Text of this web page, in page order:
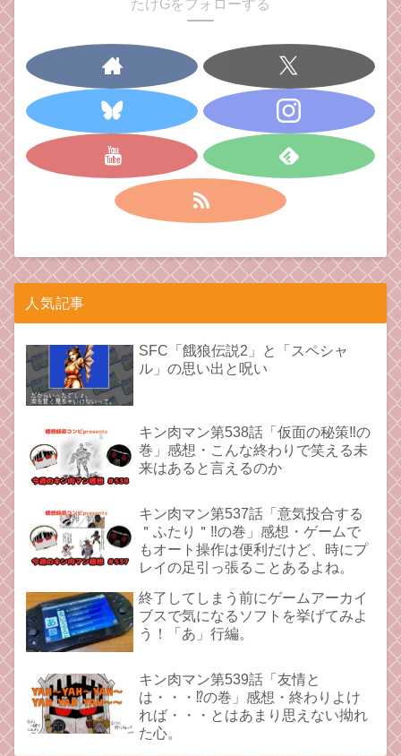
たけGをフォローする
人気記事
SFC「餓狼伝説2」と「スペシャ
ル」の思い出と呪い
キン肉マン第538話「仮面の秘策‼︎の
巻」感想・こんな終わりで笑える未
来はあると言えるのか
キン肉マン第537話「意気投合する
＂ふたり＂‼︎の巻」感想・ゲームで
もオート操作は便利だけど、時にプ
レイの足引っ張ることあるよね。
終了してしまう前にゲームアーカイ
ブスで気になるソフトを挙げてみよ
う！「あ」行編。
キン肉マン第539話「友情と
は・・・⁉︎の巻」感想・終わりよけ
れば・・・とはあまり思えない拗れ
た心。